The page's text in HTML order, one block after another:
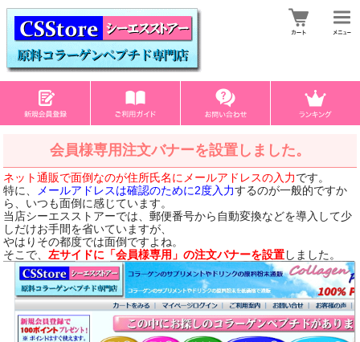
会員様専用注文バナーを設置しました。
ネット通販で面倒なのが住所氏名にメールアドレスの入力です。
特に、
メールアドレスは確認のために2度入力するのが一般的ですか
ら、いつも面倒に感じています。
当店シーエスストアーでは、郵便番号から自動変換などを導入して少
しだけお手間を省いていますが、
やはりその都度では面倒ですよね。
そこで、左サイドに「会員様専用」の注文バナーを設置しました。